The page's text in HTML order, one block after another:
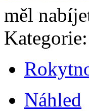
měl
Kategorie:
Náhled